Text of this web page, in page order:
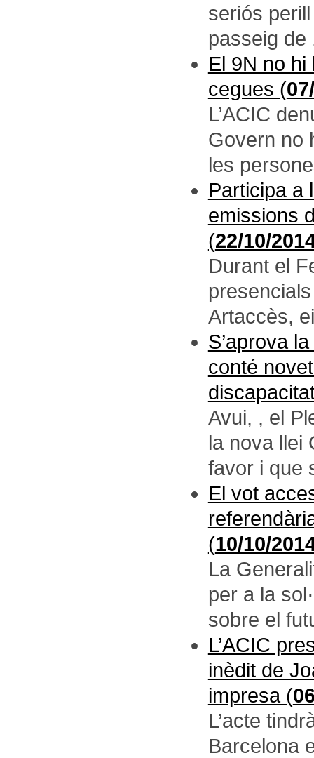
seriós
passeig de
El 9N no
cegues (
L’ACIC
Govern no
les
Participa a
emissions
(22/10/
Durant el
Artaccès,
S’aprova
conté
Avui, , el
la nova llei
favor i que
El vot
(10/10/
La
per a la
sobre el
L’ACIC
inèdit de
impresa (
L’acte
Barcelona